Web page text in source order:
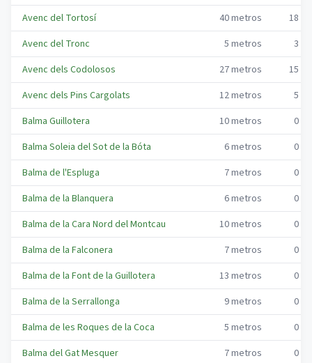
Avenc del Tortosí
40metros 18
Avenc del Tronc
5 metros 3
Avenc dels Codolosos
27metros 15
Avenc dels Pins Cargolats
12metros 5
Balma Guillotera
10metros 0
Balma Soleia del Sot de la Bóta
6metros 0
Balma de l'Espluga
7metros 0
Balma de la Blanquera
6metros 0
Balma de la Cara Nord del Montcau
10metros 0
Balma de la Falconera
7metros 0
Balma de la Font de la Guillotera
13 metros 0
Balma de la Serrallonga
9metros 0
Balma de les Roques de la Coca
5 metros 0
Balma del Gat Mesquer
7metros 0